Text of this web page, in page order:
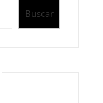
Buscar